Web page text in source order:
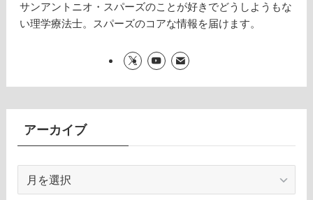
サンアントニオ・スパーズのことが好きでどうしようもな
い理学療法士。スパーズのコアな情報を届けます。
アーカイブ